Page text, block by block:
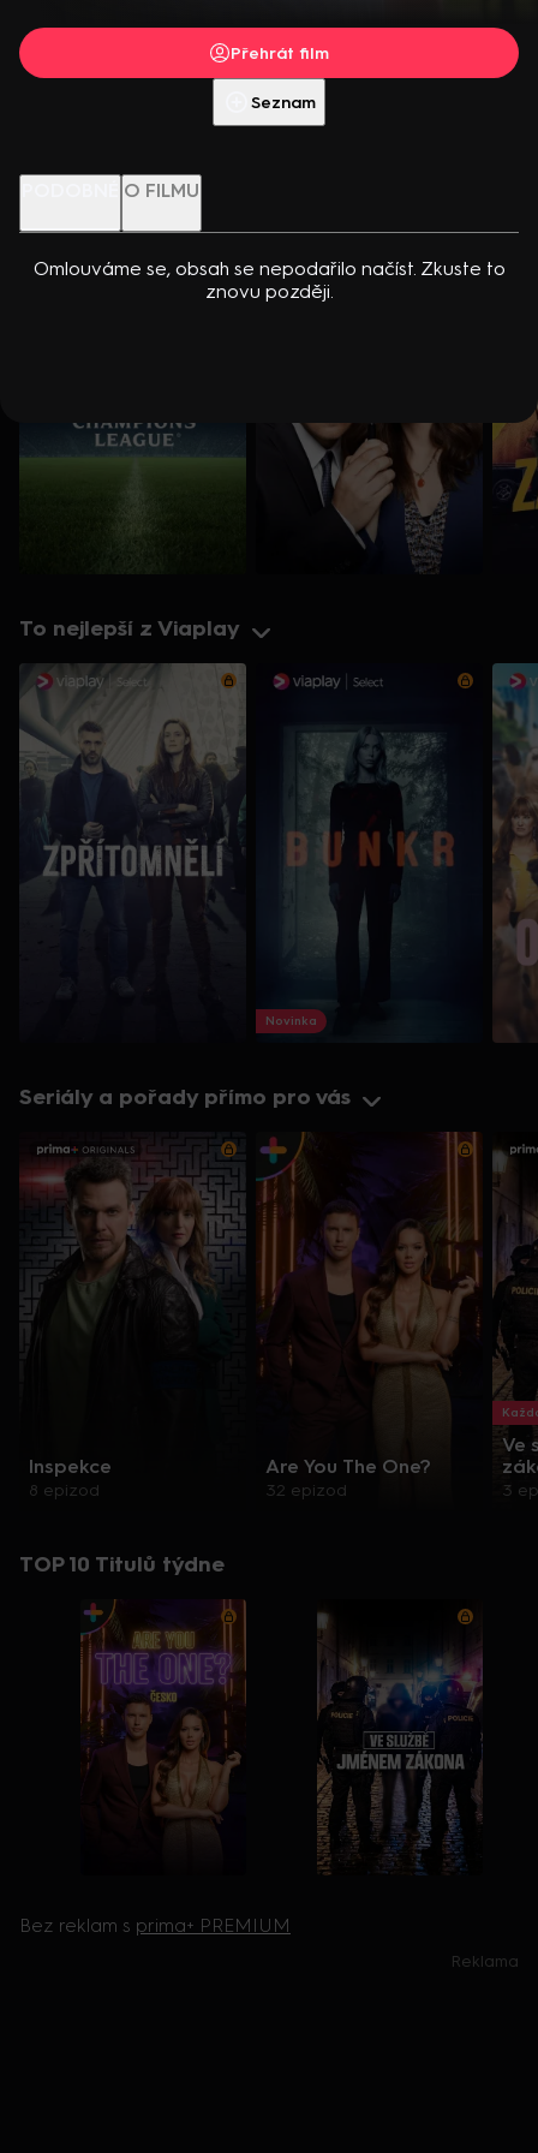
Přehrát film
Seznam
O FILMU
Omlouváme se, obsah se nepodařilo načíst. Zkuste to
znovu později.
Kreuková, R. Sutherland, A. Douglas, M. Loweová, S.
Spracklinová a další
Přehrát ukázku
Přehrát s PREMIUM
Více info
To nejlepší z Viaplay
Novinka
Seriály a pořady přímo pro vás
Inspekce
8 epizod
Are You The One?
32 epizod
Ve
3
TOP 10 Titulů týdne
Bez reklam s prima+ PREMIUM
Reklama